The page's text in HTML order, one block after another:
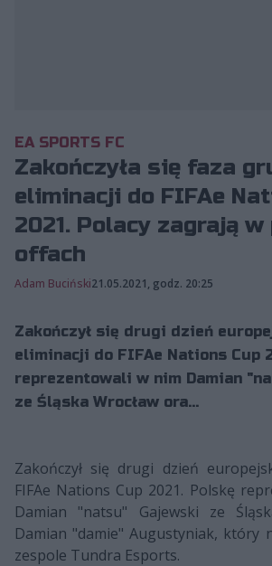
EA SPORTS FC
Zakończyła się faza
eliminacji do FIFAe
2021. Polacy zagrają
offach
Adam Buciński21.05.2021, godz. 20:25
Zakończył się drugi dzień
eliminacji do FIFAe Nations Cup
reprezentowali w nim Damian
ze Śląska Wrocław ora...
Zakończył się drugi dzień
FIFAe Nations Cup 2021. Polskę
Damian "natsu" Gajewski ze
Damian "damie" Augustyniak, który
zespole Tundra Esports.